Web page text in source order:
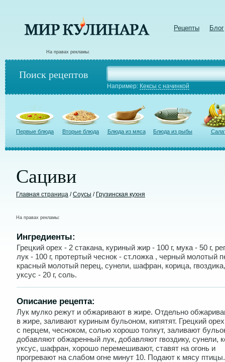
Рецепты Блог
На правах рекламы:
Поиск рецептов
Например: Кексы с начинкой
Первые блюда Вторые блюда Блюда из мяса Блюда из рыбы
Сациви
Главная страница /Соусы / Грузинская кухня
На правах рекламы:
Ингредиенты:
Грецкий орех - 2 стакана, куриный жир - 100 г, мука - 50 г,
лук - 100 г, протертый чеснок - ст.ложка , черный молотый
красный молотый перец, сунели, шафран, корица,
уксус - 20 г, соль.
Описание рецепта:
Лук мулко режут и обжаривают в жире. Отдельно
в жире, заливают куриным бульоном, кипятят. Грецкий
с перцем, чесноком, солью хорошо толкут, заливают
добавляют обжаренный лук, добавляют гвоздику, сунели,
уксус, шафран, хорошо перемешивают, ставят на огонь и
прогревают на слабом огне минут 10. Подают к мясу птицы.